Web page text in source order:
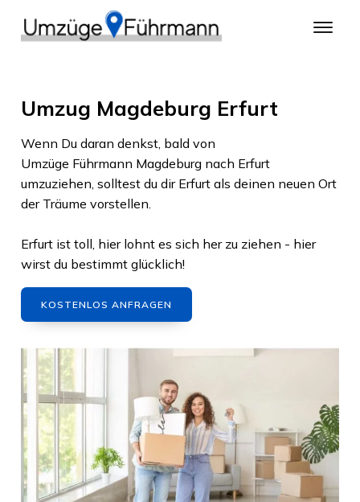
Umzug Magdeburg Erfurt
Wenn Du daran denkst, bald von
Umzüge Führmann Magdeburgnach Erfurt
umzuziehen, solltest du dir Erfurtals deinen neuen Ort
der Träume vorstellen.
Erfurtist toll, hier lohnt es sich her zu ziehen - hier
wirst du bestimmt glücklich!
KOSTENLOS ANFRAGEN